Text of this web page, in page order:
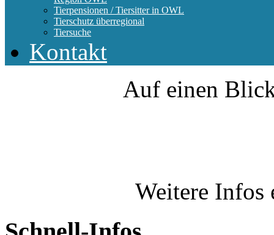
Tierpensionen / Tiersitter in OWL
Tierschutz überregional
Tiersuche
Kontakt
Auf einen
Weitere Infos